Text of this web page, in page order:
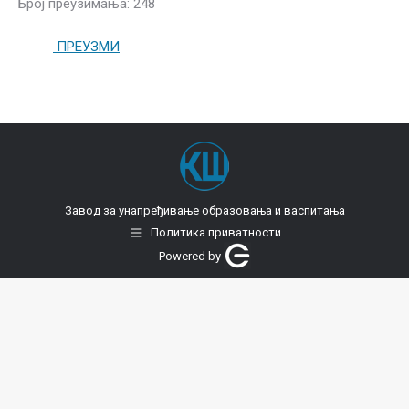
Број преузимања: 248
ПРЕУЗМИ
Завод за унапређивање образовања и васпитања
Политика приватности
Powered by